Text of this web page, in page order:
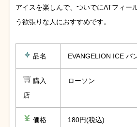
アイスを楽しんで、ついでにATフィー
う欲張りな人におすすめです。
品名 EVANGELION ICE バ
購入
店
ローソン
価格 180円(税込)